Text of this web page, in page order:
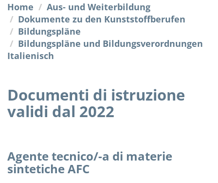
Home
Aus- und Weiterbildung
Dokumente zu den Kunststoffberufen
Bildungspläne
Bildungspläne und Bildungsverordnungen
Italienisch
Documenti di istruzione
validi dal 2022
Agente tecnico/-a di materie
sintetiche AFC